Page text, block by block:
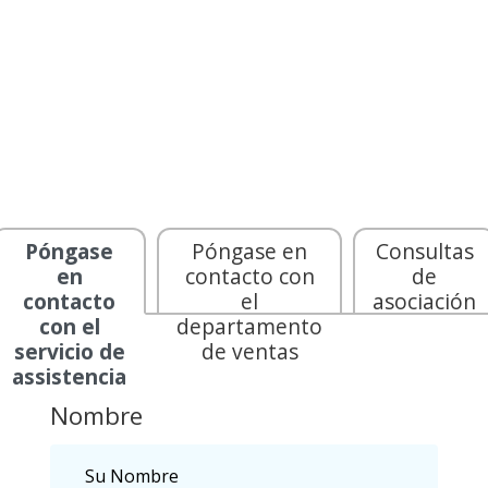
Póngase
en
contacto
con el
servicio de
assistencia
Póngase en
contacto con
el
departamento
de ventas
Consultas
de
asociación
Nombre